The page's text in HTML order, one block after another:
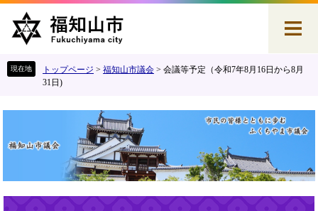
す
し
本
トップページ > 福知山市議会 > 会議等予定（令和7年8月16日から8月
31日)